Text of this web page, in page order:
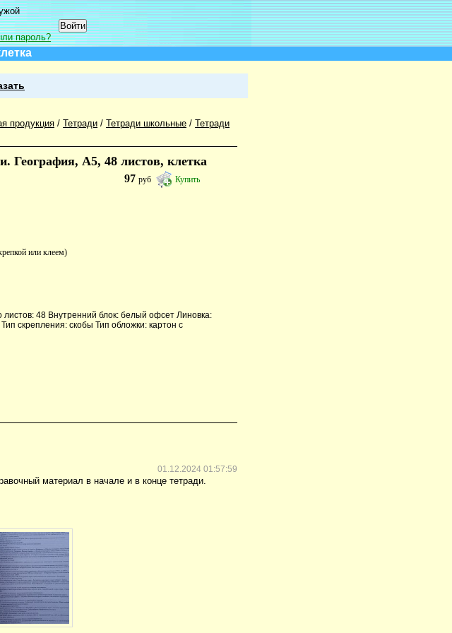
пароль?
продукция / Тетради / Тетради школьные / Тетради
География, А5, 48 листов, клетка
97руб Купить
или клеем)
48 Внутренний блок: белый офсет Линовка:
скрепления: скобы Тип обложки: картон с
01.12.2024 01:57:59
материал в начале и в конце тетради.